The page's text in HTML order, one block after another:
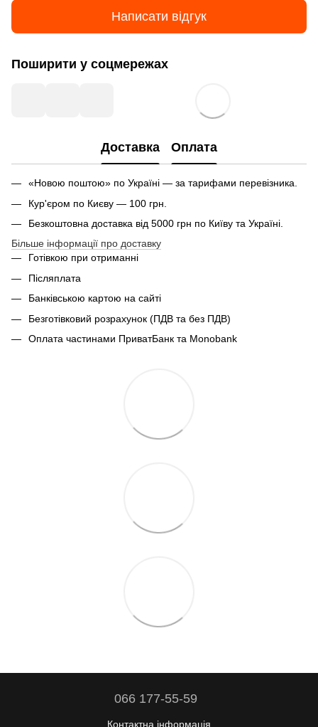
Написати відгук
Поширити у соцмережах
Доставка Оплата
«Новою поштою» по Україні — за тарифами перевізника.
Кур'єром по Києву — 100 грн.
Безкоштовна доставка від 5000 грн по Київу та Україні.
Більше інформації про доставку
Готівкою при отриманні
Післяплата
Банківською картою на сайті
Безготівковий розрахунок (ПДВ та без ПДВ)
Оплата частинами ПриватБанк та Monobank
066 177-55-59
Контактна інформація